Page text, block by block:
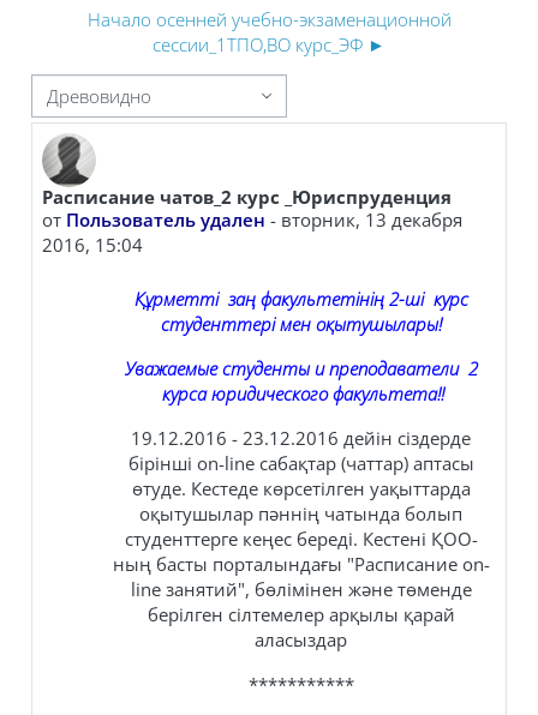
Начало осенней учебно-экзаменационной
сессии_1ТПО,ВО курс_ЭФ ►
Расписание чатов_2 курс _Юриспруденция
от Пользователь удален - вторник, 13 декабря
2016, 15:04
Количество ответов: 0
Құрметті заң факультетінің 2-ші курс
студенттері мен оқытушылары!
Уважаемые студенты и преподаватели 2
курса юридического факультета!!
19.12.2016 - 23.12.2016 дейін сіздерде
бірінші on-line сабақтар (чаттар) аптасы
өтуде. Кестеде көрсетілген уақыттарда
оқытушылар пәннің чатында болып
студенттерге кеңес береді. Кестені ҚОО-
ның басты порталындағы "Расписание on-
line занятий", бөлімінен және төменде
берілген сілтемелер арқылы қарай
аласыздар
***********